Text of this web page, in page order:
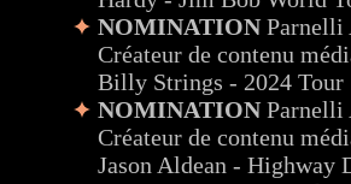
NOMINATIONParnelli
Créateur de contenu
Billy Strings - 2024 Tour
NOMINATIONParnelli
Créateur de contenu
Jason Aldean - Highway